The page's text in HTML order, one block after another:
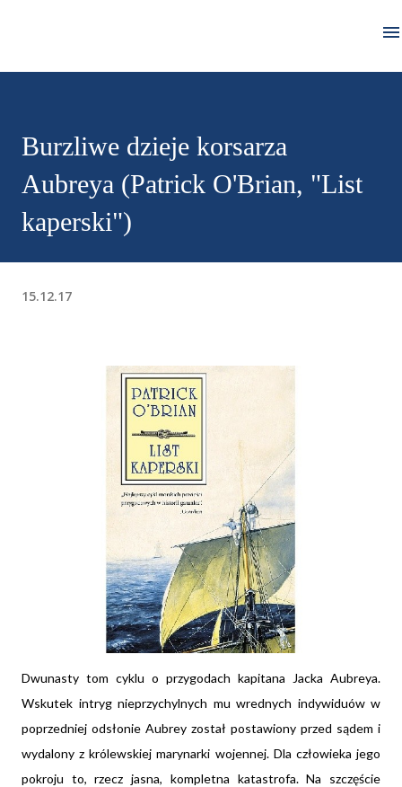
Burzliwe dzieje korsarza
Aubreya (Patrick O'Brian, "List
kaperski")
15.12.17
Dwunasty tom cyklu o przygodach kapitana Jacka Aubreya.
Wskutek intryg nieprzychylnych mu wrednych indywiduów w
poprzedniej odsłonie Aubrey został postawiony przed sądem i
wydalony z królewskiej marynarki wojennej. Dla człowieka jego
pokroju to, rzecz jasna, kompletna katastrofa. Na szczęście